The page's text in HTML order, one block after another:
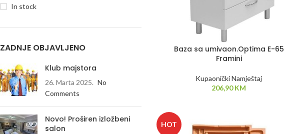
In stock
ZADNJE OBJAVLJENO
Klub majstora
26. Marta 2025. No
Comments
Novo! Proširen izložbeni
salon
Baza sa umivaon.Optima E-65
Framini
Kupaonički Namještaj
206,90KM
HOT